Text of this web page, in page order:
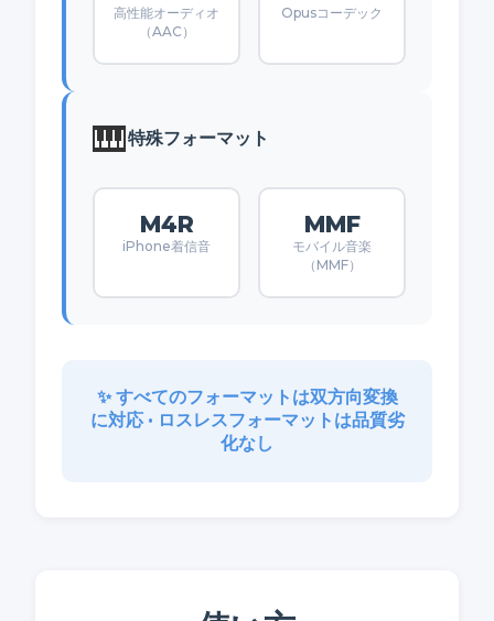
高性能オーディオ
（AAC）
Opusコーデック
🎹特殊フォーマット
M4R
iPhone着信音
MMF
モバイル音楽
（MMF）
✨ すべてのフォーマットは双方向変換
に対応 • ロスレスフォーマットは品質劣
化なし